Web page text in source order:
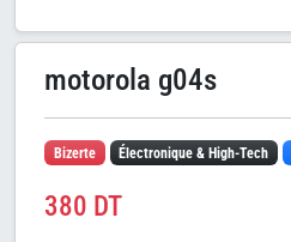
motorola g04s
Bizerte Électronique & High-Tech
380 DT